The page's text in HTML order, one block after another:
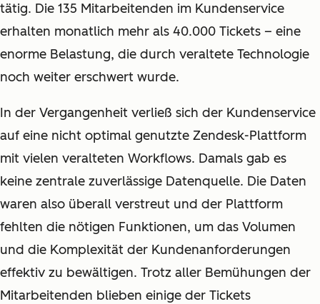
tätig. Die 135 Mitarbeitenden im Kundenservice
erhalten monatlich mehr als 40.000 Tickets – eine
enorme Belastung, die durch veraltete Technologie
noch weiter erschwert wurde.
In der Vergangenheit verließ sich der Kundenservice
auf eine nicht optimal genutzte Zendesk-Plattform
mit vielen veralteten Workflows. Damals gab es
keine zentrale zuverlässige Datenquelle. Die Daten
waren also überall verstreut und der Plattform
fehlten die nötigen Funktionen, um das Volumen
und die Komplexität der Kundenanforderungen
effektiv zu bewältigen. Trotz aller Bemühungen der
Mitarbeitenden blieben einige der Tickets